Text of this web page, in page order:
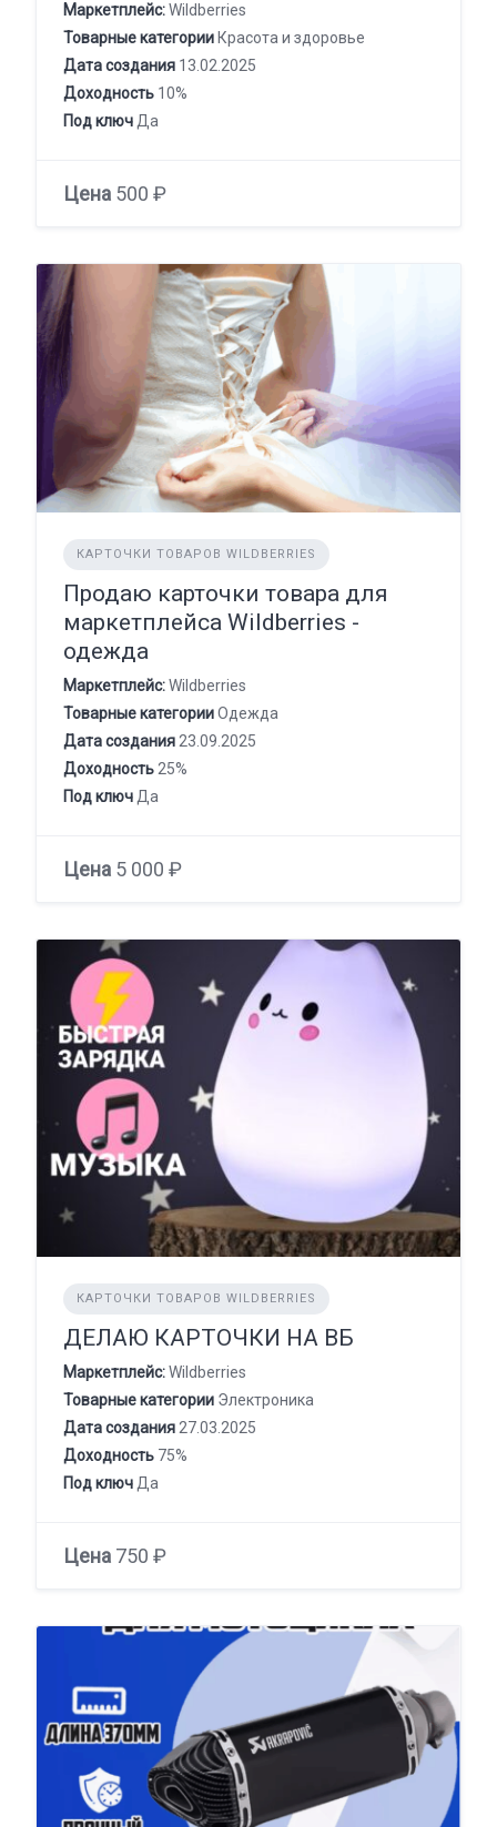
Маркетплейс:Wildberries
Товарные категорииКрасота и здоровье
Дата создания 13.02.2025
Доходность 10%
Под ключ Да
Цена 500 ₽
КАРТОЧКИ ТОВАРОВ WILDBERRIES
Продаю карточки товара для
маркетплейса Wildberries -
одежда
Маркетплейс:Wildberries
Товарные категорииОдежда
Дата создания 23.09.2025
Доходность 25%
Под ключ Да
Цена 5 000 ₽
КАРТОЧКИ ТОВАРОВ WILDBERRIES
ДЕЛАЮ КАРТОЧКИ НА ВБ
Маркетплейс:Wildberries
Товарные категории Электроника
Дата создания27.03.2025
Доходность 75%
Под ключДа
Цена 750 ₽